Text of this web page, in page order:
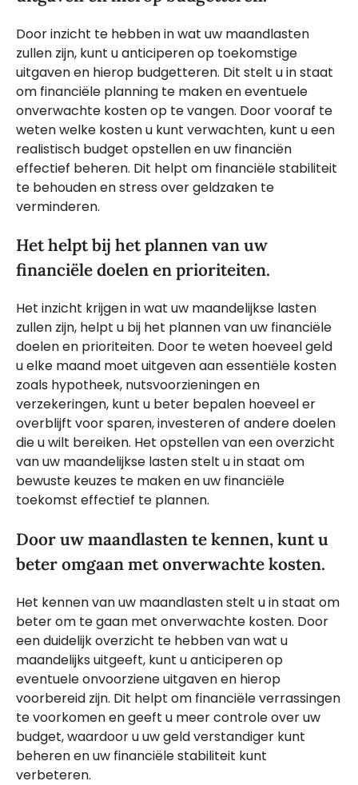
Door inzicht te hebben in wat uw maandlasten
zullen zijn, kunt u anticiperen op toekomstige
uitgaven en hierop budgetteren. Dit stelt u in staat
om financiële planning te maken en eventuele
onverwachte kosten op te vangen. Door vooraf te
weten welke kosten u kunt verwachten, kunt u een
realistisch budget opstellen en uw financiën
effectief beheren. Dit helpt om financiële stabiliteit
te behouden en stress over geldzaken te
verminderen.
Het helpt bij het plannen van uw
financiële doelen en prioriteiten.
Het inzicht krijgen in wat uw maandelijkse lasten
zullen zijn, helpt u bij het plannen van uw financiële
doelen en prioriteiten. Door te weten hoeveel geld
u elke maand moet uitgeven aan essentiële kosten
zoals hypotheek, nutsvoorzieningen en
verzekeringen, kunt u beter bepalen hoeveel er
overblijft voor sparen, investeren of andere doelen
die u wilt bereiken. Het opstellen van een overzicht
van uw maandelijkse lasten stelt u in staat om
bewuste keuzes te maken en uw financiële
toekomst effectief te plannen.
Door uw maandlasten te kennen, kunt u
beter omgaan met onverwachte kosten.
Het kennen van uw maandlasten stelt u in staat om
beter om te gaan met onverwachte kosten. Door
een duidelijk overzicht te hebben van wat u
maandelijks uitgeeft, kunt u anticiperen op
eventuele onvoorziene uitgaven en hierop
voorbereid zijn. Dit helpt om financiële verrassingen
te voorkomen en geeft u meer controle over uw
budget, waardoor u uw geld verstandiger kunt
beheren en uw financiële stabiliteit kunt
verbeteren.